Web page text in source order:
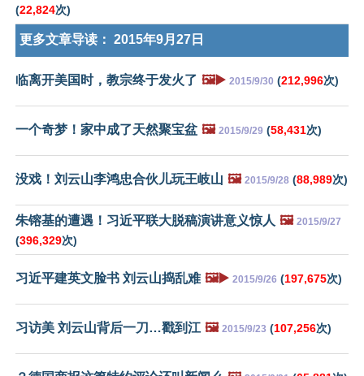
(22,824次)
更多文章导读： 2015年9月27日
临离开美国时，教宗终于发火了 🖼️▶️ 2015/9/30 (212,996次)
一个奇梦！家中成了天然聚宝盆 🖼️ 2015/9/29 (58,431次)
没戏！刘云山李鸿忠合伙儿玩王岐山 🖼️ 2015/9/28 (88,989次)
朱镕基的遭遇！习近平联大脱稿演讲意义惊人 🖼️ 2015/9/27
(396,329次)
习近平建英文脸书 刘云山捣乱难 🖼️▶️ 2015/9/26 (197,675次)
习访美 刘云山背后一刀…戳到江 🖼️ 2015/9/23 (107,256次)